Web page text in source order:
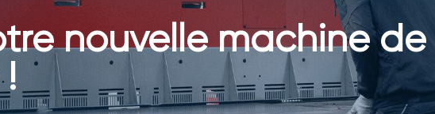
nouvelle machine de